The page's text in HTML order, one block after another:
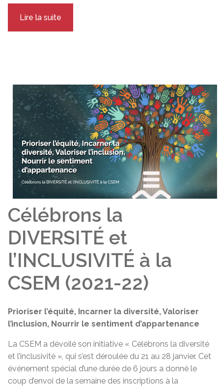
Lire la suite
Célébrons la
DIVERSITÉ et
l’INCLUSIVITÉ à la
CSEM (2021-22)
Prioriser l’équité, Incarner la diversité, Valoriser
l’inclusion, Nourrir le sentiment d’appartenance
La CSEM a dévoilé son initiative « Célébrons la diversité
et l’inclusivité », qui s’est déroulée du 21 au 28 janvier. Cet
événement spécial d’une durée de 6 jours a donné le
coup d’envoi de la semaine des inscriptions à la